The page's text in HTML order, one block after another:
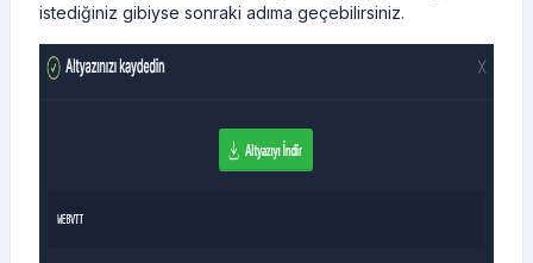
istediğiniz gibiyse sonraki adıma geçebilirsiniz.